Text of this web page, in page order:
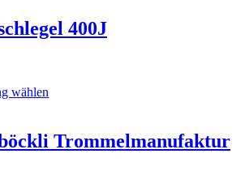
400J
wählen
Varianten
auf.
Trommelmanufaktur